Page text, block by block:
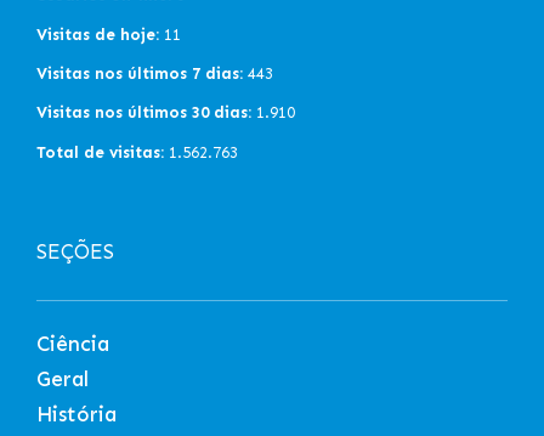
Visitas de hoje: 11
Visitas nos últimos 7 dias: 443
Visitas nos últimos 30 dias: 1.910
Total de visitas: 1.562.763
SEÇÕES
Ciência
Geral
História